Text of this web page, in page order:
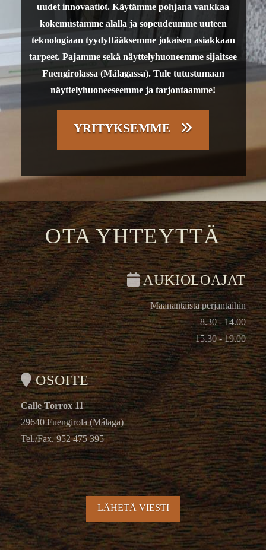
uudet innovaatiot. Käytämme pohjana vankkaa
kokemustamme alalla ja sopeudeumme uuteen
teknologiaan tyydyttääksemme jokaisen asiakkaan
tarpeet. Pajamme sekä näyttelyhuoneemme sijaitsee
Fuengirolassa (Málagassa). Tule tutustumaan
näyttelyhuoneeseemme ja tarjontaamme!
YRITYKSEMME
OTA YHTEYTTÄ
AUKIOLOAJAT
Maanantaista perjantaihin
8.30 - 14.00
15.30 - 19.00
OSOITE
Calle Torrox 11
29640 Fuengirola (Málaga)
Tel./Fax. 952 475 395
LÄHETÄ VIESTI